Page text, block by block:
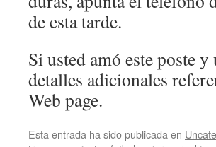
de esta tarde.
Si usted amó este poste
detalles adicionales
Web page.
Esta entrada ha sido publicada en